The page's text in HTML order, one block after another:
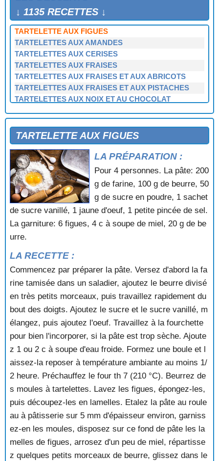
↓ 1135 RECETTES ↓
TARTE TIEDE A LA CHATAIGNE
TARTE VENDEMIAIRE
TARTELETTE AUX FIGUES
TARTELETTES AUX AMANDES
TARTELETTES AUX CERISES
TARTELETTES AUX FRAISES
TARTELETTES AUX FRAISES ET AUX ABRICOTS
TARTELETTES AUX FRAISES ET AUX PISTACHES
TARTELETTES AUX NOIX ET AU CHOCOLAT
TARTELETTES MERINGUEES AU CITRON
TERRINE DE POMMES
TERRINE D'ORANGE EN GELEE
TIMBALE DE REINETTES
TIRAMISU
TIRAMISU AUX CERISES
TOASTS A L'ORANGE
TOURTE A LA CREME ET AUX POIRES
TOURTE A LA NOIX DE COCO
TOURTE AUX ABRICOTS
TOURTE AUX POIRES
TOURTE AUX POMMES
TOURTE AUX PRUNEAUX ET AUX POMMES
TOURTE AUX RAISINS
TOURTE DE TESSIN
TOURTE LORRAINE
TRUFFES AMANDINES
TRUFFES AU CACAO
TRUFFES AU CAFE
TRUFFETTES AUX MARRONS
TULIPES GLACEES AUX FRAMBOISES
TURINOIS
VACHERIN AUX FRAISES
YAOURT A LA FRAMBOISE
YAOURT AU CHOCOLAT
TARTELETTE AUX FIGUES
LA PRÉPARATION :
Pour 4 personnes. La pâte: 200
g de farine, 100 g de beurre, 50
g de sucre en poudre, 1 sachet
de sucre vanillé, 1 jaune d'oeuf, 1 petite pincée de sel.
La garniture: 6 figues, 4 c à soupe de miel, 20 g de be
urre.
LA RECETTE :
Commencez par préparer la pâte. Versez d'abord la fa
rine tamisée dans un saladier, ajoutez le beurre divisé
en très petits morceaux, puis travaillez rapidement du
bout des doigts. Ajoutez le sucre et le sucre vanillé, m
élangez, puis ajoutez l'oeuf. Travaillez à la fourchette
pour bien l'incorporer, si la pâte est trop sèche. Ajoute
z 1 ou 2 c à soupe d'eau froide. Formez une boule et l
aissez-la reposer à température ambiante au moins 1/
2 heure. Préchauffez le four th 7 (210 °C). Beurrez de
s moules à tartelettes. Lavez les figues, épongez-les,
puis découpez-les en lamelles. Etalez la pâte au roule
au à pâtisserie sur 5 mm d'épaisseur environ, garniss
ez-en les moules, disposez sur ce fond de pâte les la
melles de figues, arrosez d'un peu de miel, répartisse
z quelques petits morceaux de beurre, glissez dans le